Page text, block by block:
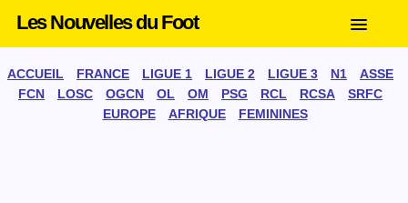
Les Nouvelles du Foot
ACCUEIL FRANCE LIGUE 1 LIGUE 2 LIGUE 3 N1
ASSE
FCN
LOSC OGCN OL OM PSG RCL RCSA
SRFC
EUROPE
AFRIQUE FEMININES